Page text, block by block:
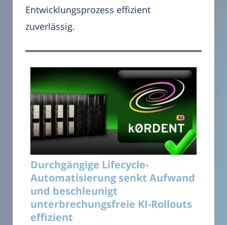
Entwicklungsprozess effizient
zuverlässig.
Durchgängige Lifecycle-
Automatisierung senkt Aufwand
und beschleunigt
unterbrechungsfreie KI-Rollouts
effizient